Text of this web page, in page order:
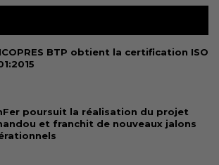
BTP obtient la certification ISO
poursuit la réalisation du projet
et franchit de nouveaux jalons